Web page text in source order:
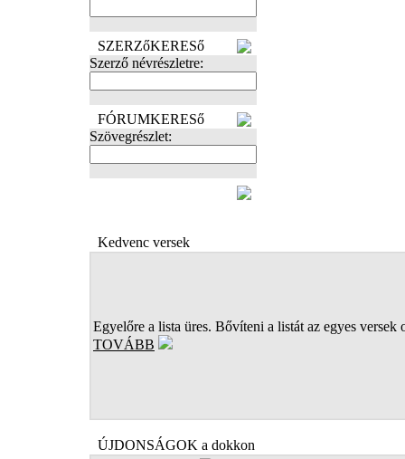
SZERZőKERESő
Szerző névrészletre:
FÓRUMKERESő
Szövegrészlet:
Kedvenc versek
Egyelőre a lista üres. Bővíteni a listát az egyes versek
TOVÁBB
ÚJDONSÁGOK a dokkon